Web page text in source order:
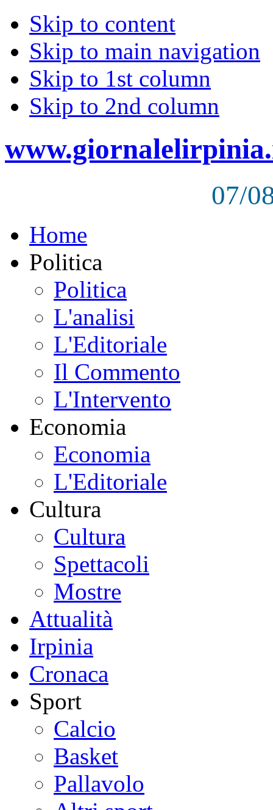
Skip to content
Skip to main navigation
Skip to 1st column
Skip to 2nd column
07/
Home
Politica
Politica
L'analisi
L'Editoriale
Il Commento
L'Intervento
Economia
Economia
L'Editoriale
Cultura
Cultura
Spettacoli
Mostre
Attualità
Irpinia
Cronaca
Sport
Calcio
Basket
Pallavolo